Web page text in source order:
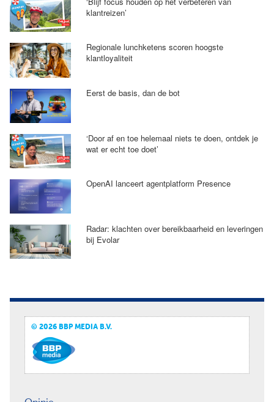
klantreizen’
Regionale lunchketens scoren hoogste
klantloyaliteit
Eerst de basis, dan de bot
‘Door af en toe helemaal niets te doen, ontdek je
wat er echt toe doet’
OpenAI lanceert agentplatform Presence
Radar: klachten over bereikbaarheid en leveringen
bij Evolar
© 2026 BBP MEDIA B.V.